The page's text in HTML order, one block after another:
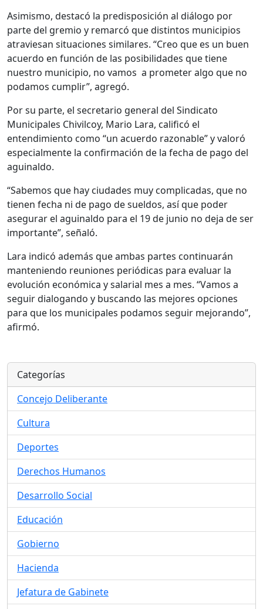
Asimismo, destacó la predisposición al diálogo por
parte del gremio y remarcó que distintos municipios
atraviesan situaciones similares. “Creo que es un buen
acuerdo en función de las posibilidades que tiene
nuestro municipio, no vamos a prometer algo que no
podamos cumplir”, agregó.
Por su parte, el secretario general del Sindicato
Municipales Chivilcoy, Mario Lara, calificó el
entendimiento como “un acuerdo razonable” y valoró
especialmente la confirmación de la fecha de pago del
aguinaldo.
“Sabemos que hay ciudades muy complicadas, que no
tienen fecha ni de pago de sueldos, así que poder
asegurar el aguinaldo para el 19 de junio no deja de ser
importante”, señaló.
Lara indicó además que ambas partes continuarán
manteniendo reuniones periódicas para evaluar la
evolución económica y salarial mes a mes. “Vamos a
seguir dialogando y buscando las mejores opciones
para que los municipales podamos seguir mejorando”,
afirmó.
Categorías
Concejo Deliberante
Cultura
Deportes
Derechos Humanos
Desarrollo Social
Educación
Gobierno
Hacienda
Jefatura de Gabinete